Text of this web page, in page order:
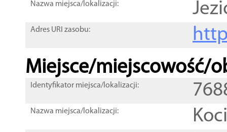
Nazwa miejsca/lokalizacji:
Adres URI zasobu:
Miejsce/miejscowość/
Identyfikator miejsca/lokalizacji:
Nazwa miejsca/lokalizacji: